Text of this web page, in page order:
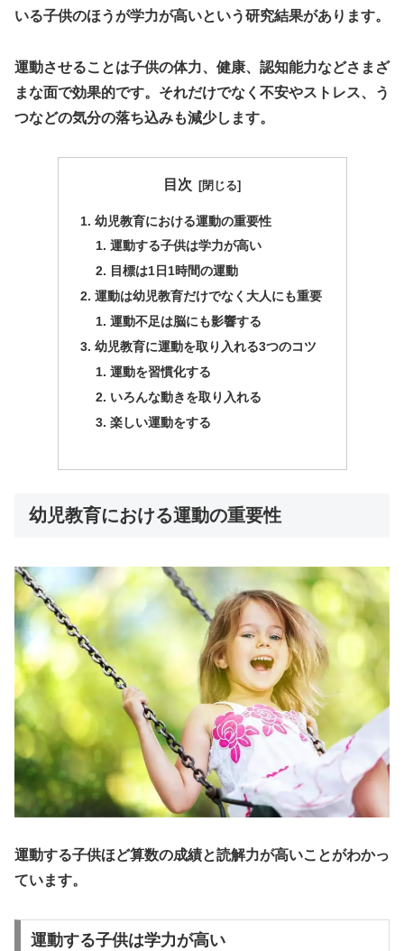
いる子供のほうが学力が高いという研究結果があります。
運動させることは子供の体力、健康、認知能力などさまざ
まな面で効果的です。それだけでなく不安やストレス、う
つなどの気分の落ち込みも減少します。
目次
幼児教育における運動の重要性
運動する子供は学力が高い
目標は1日1時間の運動
運動は幼児教育だけでなく大人にも重要
運動不足は脳にも影響する
幼児教育に運動を取り入れる3つのコツ
運動を習慣化する
いろんな動きを取り入れる
楽しい運動をする
幼児教育における運動の重要性
運動する子供ほど算数の成績と読解力が高いことがわかっ
ています。
運動する子供は学力が高い